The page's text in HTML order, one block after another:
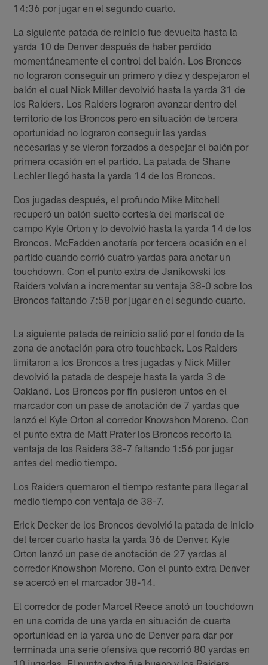
14:36 por jugar en el segundo cuarto.
La siguiente patada de reinicio fue devuelta hasta la
yarda 10 de Denver después de haber perdido
momentáneamente el control del balón. Los Broncos
no lograron conseguir un primero y diez y despejaron el
balón el cual Nick Miller devolvió hasta la yarda 31 de
los Raiders. Los Raiders lograron avanzar dentro del
territorio de los Broncos pero en situación de tercera
oportunidad no lograron conseguir las yardas
necesarias y se vieron forzados a despejar el balón por
primera ocasión en el partido. La patada de Shane
Lechler llegó hasta la yarda 14 de los Broncos.
Dos jugadas después, el profundo Mike Mitchell
recuperó un balón suelto cortesía del mariscal de
campo Kyle Orton y lo devolvió hasta la yarda 14 de los
Broncos. McFadden anotaría por tercera ocasión en el
partido cuando corrió cuatro yardas para anotar un
touchdown. Con el punto extra de Janikowski los
Raiders volvían a incrementar su ventaja 38-0 sobre los
Broncos faltando 7:58 por jugar en el segundo cuarto.
La siguiente patada de reinicio salió por el fondo de la
zona de anotación para otro touchback. Los Raiders
limitaron a los Broncos a tres jugadas y Nick Miller
devolvió la patada de despeje hasta la yarda 3 de
Oakland. Los Broncos por fin pusieron untos en el
marcador con un pase de anotación de 7 yardas que
lanzó el Kyle Orton al corredor Knowshon Moreno. Con
el punto extra de Matt Prater los Broncos recorto la
ventaja de los Raiders 38-7 faltando 1:56 por jugar
antes del medio tiempo.
Los Raiders quemaron el tiempo restante para llegar al
medio tiempo con ventaja de 38-7.
Erick Decker de los Broncos devolvió la patada de inicio
del tercer cuarto hasta la yarda 36 de Denver. Kyle
Orton lanzó un pase de anotación de 27 yardas al
corredor Knowshon Moreno. Con el punto extra Denver
se acercó en el marcador 38-14.
El corredor de poder Marcel Reece anotó un touchdown
en una corrida de una yarda en situación de cuarta
oportunidad en la yarda uno de Denver para dar por
terminada una serie ofensiva que recorrió 80 yardas en